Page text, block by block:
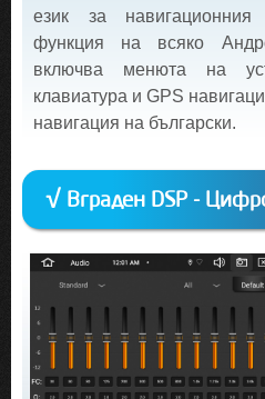
език за навигационния
функция на всяко
включва менюта на
клавиатура и GPS
навигация на български.
√ Вграден DSP -